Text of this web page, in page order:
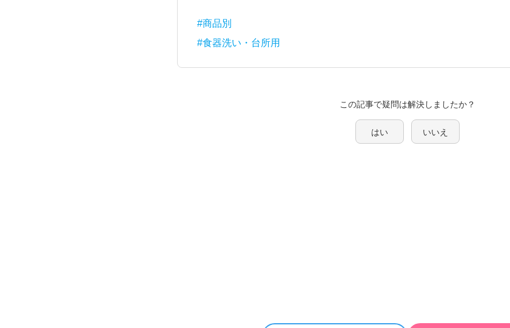
#商品別
#食器洗い・台所用
この記事で疑問は解決しましたか？
はい いいえ